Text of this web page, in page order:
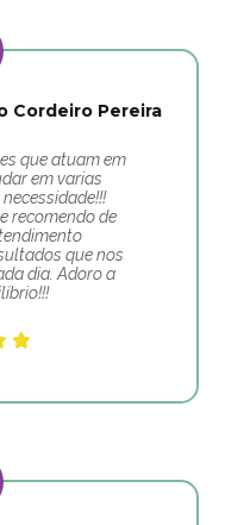
Cordeiro Pereira
que atuam em
em varias
recomendo de
que nos
dia. Adoro a